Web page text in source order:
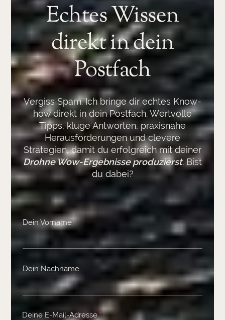
Echtes Wissen
direkt in dein
Postfach
Vergiss Spam. Ich bringe dir echtes Know-
how direkt in dein Postfach. Wertvolle
Tipps, kluge Antworten, praxisnahe
Herausforderungen und clevere
Strategien, damit du erfolgreich mit deiner
Drohne Wow-Ergebnisse produzierst. Bist
du dabei?
Dein Vorname
Dein Nachname
Deine E-Mail-Adresse*